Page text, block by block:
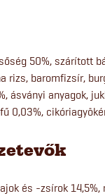
50%, szárított
rizs, baromfizsír,
ásványi anyagok,
0,03%,
és -zsírok